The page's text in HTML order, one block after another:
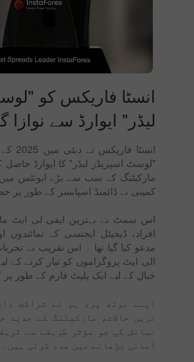
انسٹا فاریکس کو
لیڈر" ایوارڈ سے نوازا
"لوسٹ اسپریڈز لیڈر" کا ایوارڈ حاصل
مارکیٹنگ کے سب سے بڑے ایونٹس
کمپنی نے ڈائمنڈ اسپانسر کے طور پر
اس سمٹ نے بہترین ایفی لی ایٹ
افراد، ڈیجیٹل ایجنسی کے نمائندوں
مدعو کیا گیا تھا ۔ اس تقریب نے
الی ایٹ پروگراموں کو تیار کرنے کے لیے
خیال کے لیے ایک پلیٹ فارم کے طور پر
اپنے بوتھ پر، ہم نے شراکت
ترین حالات، مارکیٹنگ کے جدید
نمائش کی جو مؤثر طریقے سے
آمدنی بڑھانے میں مدد کرتی ہیں۔